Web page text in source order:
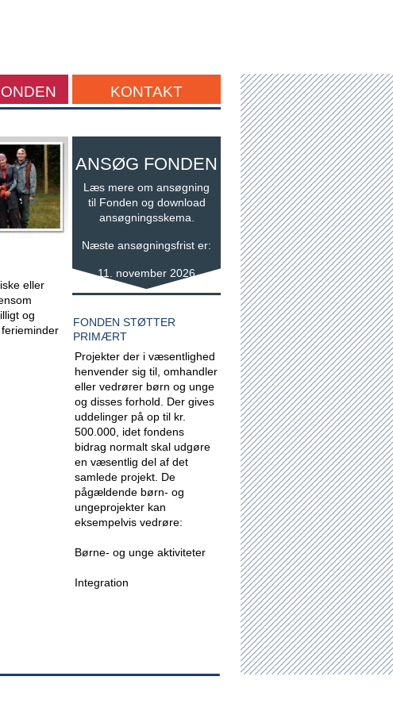
KONTAKT
eller
og
ANSØG FONDEN
Læs mere om ansøgning
til Fonden og download
ansøgningsskema.
Næste ansøgningsfrist er:
11. november 2026
FONDEN STØTTER
PRIMÆRT
Projekter der i væsentlighed
henvender sig til, omhandler
eller vedrører børn og unge
og disses forhold. Der gives
uddelinger på op til kr.
500.000, idet fondens
bidrag normalt skal udgøre
en væsentlig del af det
samlede projekt. De
pågældende børn- og
ungeprojekter kan
eksempelvis vedrøre:
Børne- og unge aktiviteter
Integration